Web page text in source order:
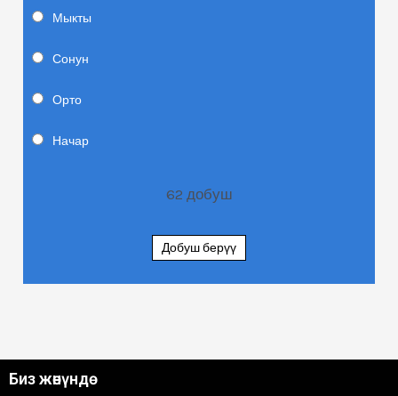
Мыкты
Сонун
Орто
Начар
62 добуш
Добуш берүү
Биз жөнүндө